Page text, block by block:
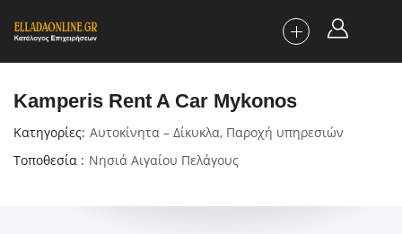
Kamperis Rent A Car Mykonos
Κατηγορίες Αυτοκίνητα – Δίκυκλα, Παροχή υπηρεσιών
Τοποθεσία
Νησιά Αιγαίου Πελάγους